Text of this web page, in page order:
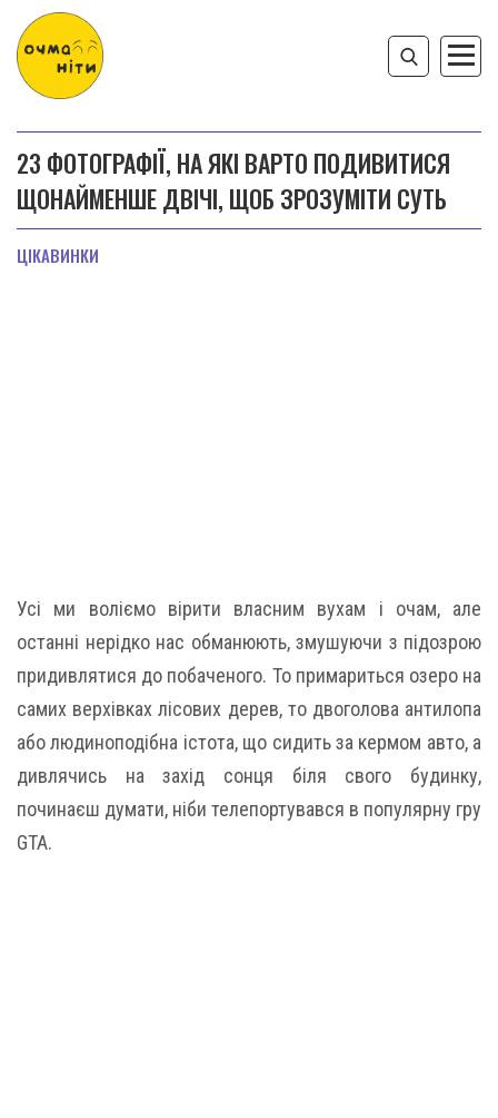
23 ФОТОГРАФІЇ, НА ЯКІ ВАРТО ПОДИВИТИСЯ
ЩОНАЙМЕНШЕ ДВІЧІ, ЩОБ ЗРОЗУМІТИ СУТЬ
ЦІКАВИНКИ
Усі ми воліємо вірити власним вухам і очам, але
останні нерідко нас обманюють, змушуючи з підозрою
придивлятися до побаченого. То примариться озеро на
самих верхівках лісових дерев, то двоголова антилопа
або людиноподібна істота, що сидить за кермом авто, а
дивлячись на захід сонця біля свого будинку,
починаєш думати, ніби телепортувався в популярну гру
GTA.